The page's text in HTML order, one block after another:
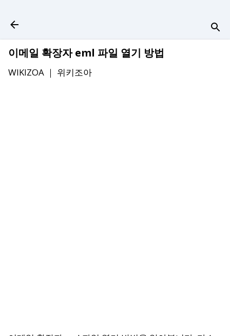
이메일 확장자 eml 파일 열기 방법
WIKIZOA ｜ 위키조아